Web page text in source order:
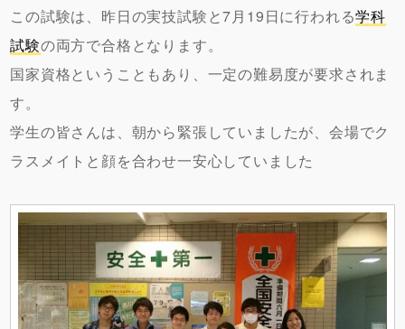
この試験は、昨日の実技試験と7月19日に行われる学科
試験の両方で合格となります。
国家資格ということもあり、一定の難易度が要求されま
す。
学生の皆さんは、朝から緊張していましたが、会場でク
ラスメイトと顔を合わせ一安心していました